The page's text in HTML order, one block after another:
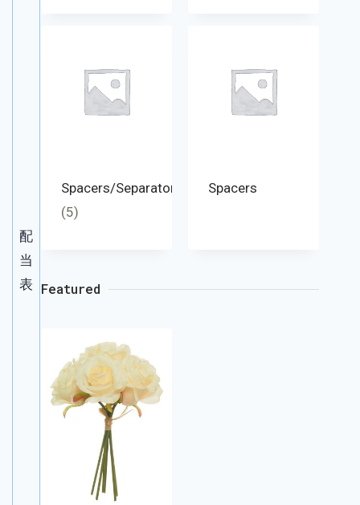
配
当
表
Spacers/Separators
(5)
Spacers
Featured